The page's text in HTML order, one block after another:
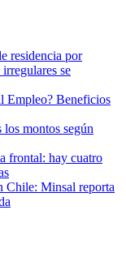
residencia por
se
Empleo? Beneficios
los montos según
frontal: hay cuatro
Chile: Minsal reporta